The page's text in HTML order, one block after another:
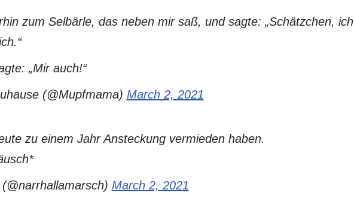
zum Selbärle, das neben mir saß, und sagte: „Schätzchen, ich
„Mir auch!“
(@Mupfmama) March 2, 2021
zu einem Jahr Ansteckung vermieden haben.
March 2, 2021